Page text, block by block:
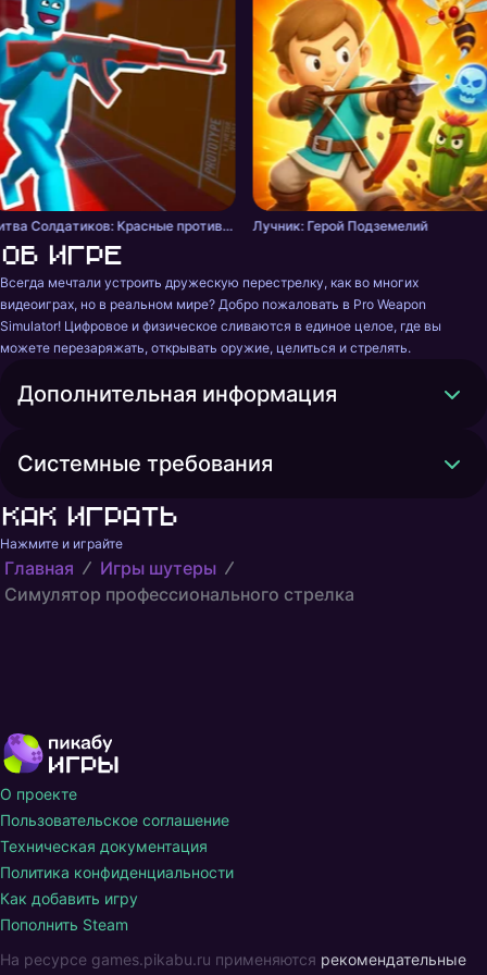
Битва Солдатиков: Красные против Синих Лучник: Герой Подземелий
Об игре
Всегда мечтали устроить дружескую перестрелку, как во многих
видеоиграх, но в реальном мире? Добро пожаловать в Pro Weapon
Simulator! Цифровое и физическое сливаются в единое целое, где вы
можете перезаряжать, открывать оружие, целиться и стрелять.
Дополнительная информация
Системные требования
Как играть
Нажмите и играйте
Главная
Игры шутеры
Симулятор профессионального стрелка
О проекте
Пользовательское соглашение
Техническая документация
Политика конфиденциальности
Как добавить игру
Пополнить Steam
На ресурсе games.pikabu.ru применяются рекомендательные